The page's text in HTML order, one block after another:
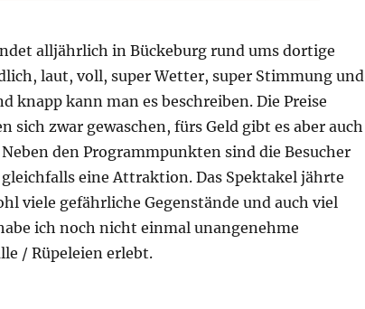
alljährlich in Bückeburg rund ums dortige
laut, voll, super Wetter, super Stimmung und
knapp kann man es beschreiben. Die Preise
sich zwar gewaschen, fürs Geld gibt es aber auch
den Programmpunkten sind die Besucher
eine Attraktion. Das Spektakel jährte
viele gefährliche Gegenstände und auch viel
ich noch nicht einmal unangenehme
/ Rüpeleien erlebt.